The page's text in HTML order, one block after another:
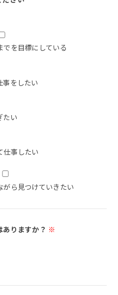
でを目標にしている
事をしたい
たい
仕事したい
がら見つけていきたい
りますか？ ※